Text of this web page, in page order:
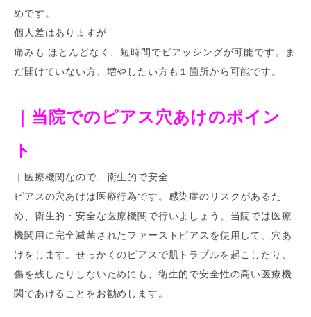
めです。
個人差はありますが
痛みも ほとんどなく、短時間でピアッシングが可能です。ま
だ開けていない方、増やしたい方も１箇所から可能です。
｜当院でのピアス穴あけのポイン
ト
｜医療機関なので、衛生的で安全
ピアスの穴あけは医療行為です。感染症のリスクがあるた
め、衛生的・安全な医療機関で行いましょう。当院では医療
機関用に完全滅菌されたファーストピアスを使用して、穴あ
けをします。せっかくのピアスで肌トラブルを起こしたり、
傷を残したりしないためにも、衛生的で安全性の高い医療機
関であけることをお勧めします。